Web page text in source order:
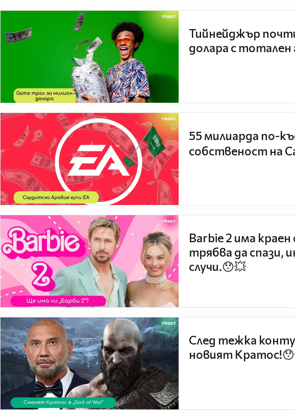
Тийнейджър
долара с
55 милиарда по-
собственост на
Barbie 2 има
трябва да спази,
случи.😯💥
След тежка
новият